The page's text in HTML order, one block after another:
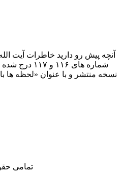
نسخه منتشر و با عنوان «لحظه ها
تمامی